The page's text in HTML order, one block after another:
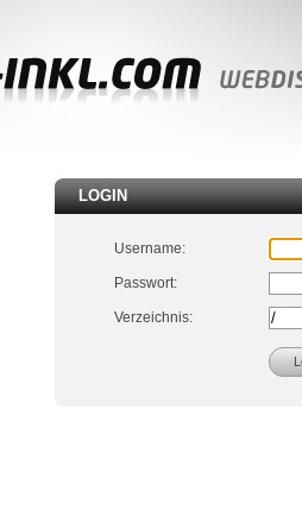
LOGIN
Username:
Passwort:
Verzeichnis: